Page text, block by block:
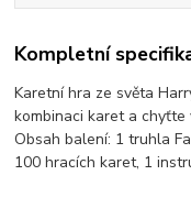
Kompletní
Karetní hra ze světa
kombinaci karet a
Obsah balení: 1 truhla
100 hracích karet, 1